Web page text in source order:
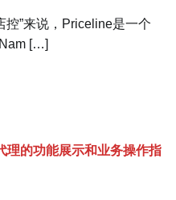
控”来说，Priceline是一个
[…]
理的功能展示和业务操作指